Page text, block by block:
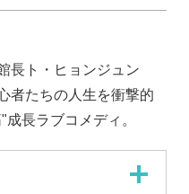
長ト・ヒョンジュン
者たちの人生を衝撃的
長ラブコメディ。